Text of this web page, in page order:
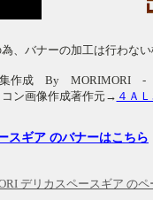
バナーの加工は行わない
作成 By MORIMORI -
コン画像作成著作元→ ４Ａ
スギア のバナーはこちら
デリカスペースギア の